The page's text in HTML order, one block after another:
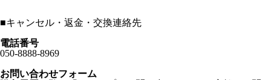
■キャンセル・返金・交換連絡先
電話番号
050-8888-8969
お問い合わせフォーム